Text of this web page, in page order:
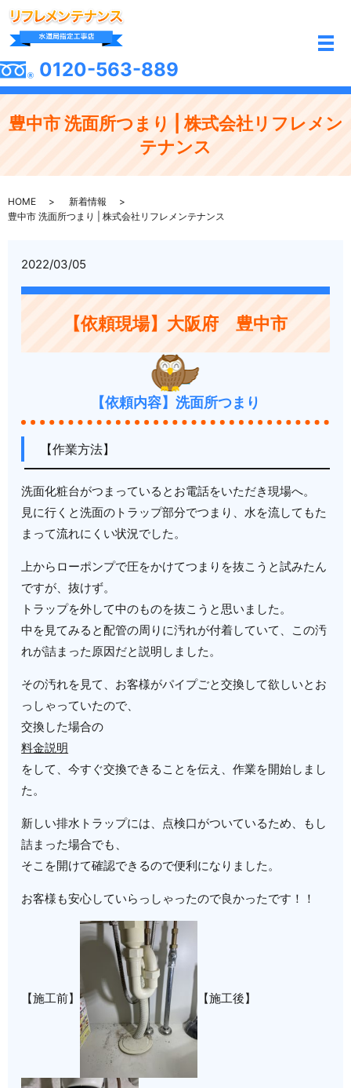
0120-563-889
メ
豊中市 洗面所つまり | 株式会社リフレメン
テナンス
HOME
新着情報
豊中市 洗面所つまり | 株式会社リフレメンテナンス
2022/03/05
【依頼現場】大阪府 豊中市
【依頼内容】洗面所つまり
【作業方法】
洗面化粧台がつまっているとお電話をいただき現場へ。
見に行くと洗面のトラップ部分でつまり、水を流してもた
まって流れにくい状況でした。
上からローポンプで圧をかけてつまりを抜こうと試みたん
ですが、抜けず。
トラップを外して中のものを抜こうと思いました。
中を見てみると配管の周りに汚れが付着していて、この汚
れが詰まった原因だと説明しました。
その汚れを見て、お客様がパイプごと交換して欲しいとお
っしゃっていたので、
交換した場合の
料金説明
をして、今すぐ交換できることを伝え、作業を開始しまし
た。
新しい排水トラップには、点検口がついているため、もし
詰まった場合でも、
そこを開けて確認できるので便利になりました。
お客様も安心していらっしゃったので良かったです！！
【施工前】 【施工後】